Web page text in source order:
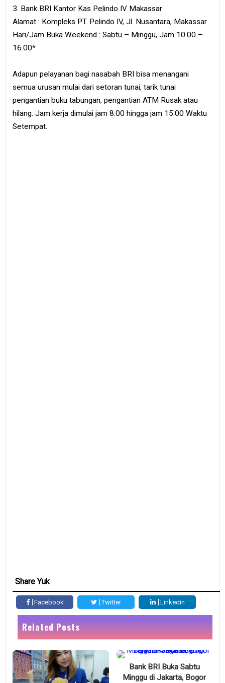
3. Bank BRI Kantor Kas Pelindo IV Makassar
Alamat : Kompleks PT. Pelindo IV, Jl. Nusantara, Makassar
Hari/Jam Buka Weekend : Sabtu – Minggu, Jam 10.00 –
16.00*
Adapun pelayanan bagi nasabah BRI bisa menangani
semua urusan mulai dari setoran tunai, tarik tunai
pengantian buku tabungan, pengantian ATM Rusak atau
hilang. Jam kerja dimulai jam 8.00 hingga jam 15.00 Waktu
Setempat.
Share Yuk
Facebook Twitter Linkedin
Related Posts
Bank BRI Buka Sabtu
Minggu di Jakarta, Bogor